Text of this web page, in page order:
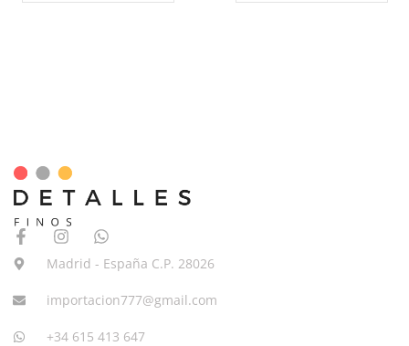
Madrid - España C.P. 28026
importacion777@gmail.com
+34 615 413 647